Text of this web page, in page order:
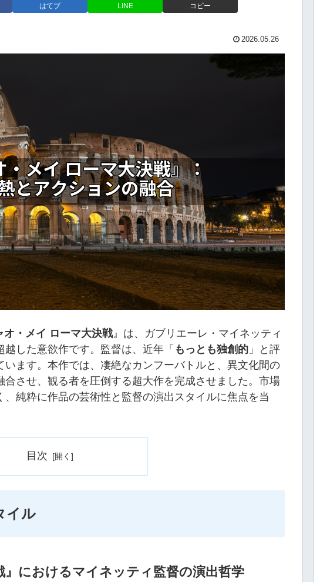
はてブ LINE コピー
2026.05.26
オ・メイ ローマ大決戦』は、ガブリエーレ・マイネッティ
した意欲作です。監督は、近年「 もっとも独創的 」と評
ます。本作では、凄絶なカンフーバトルと、異文化間の
させ、観る者を圧倒する超大作を完成させました。市場
純粋に作品の芸術性と監督の演出スタイルに焦点を当
目次
イル
』におけるマイネッティ監督の演出哲学